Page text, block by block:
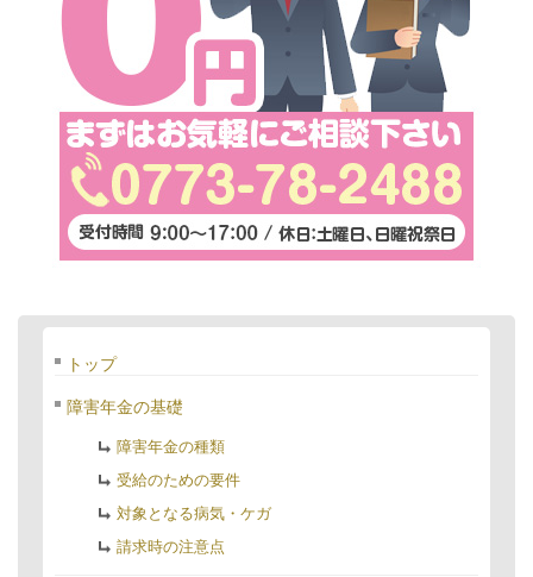
トップ
障害年金の基礎
障害年金の種類
受給のための要件
対象となる病気・ケガ
請求時の注意点